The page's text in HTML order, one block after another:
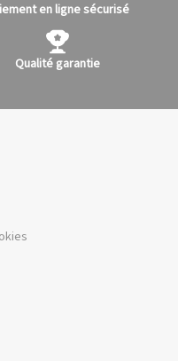
en ligne sécurisé
Qualité garantie